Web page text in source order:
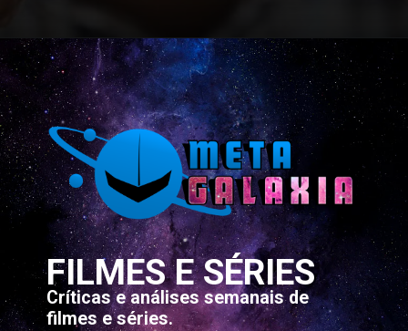
FILMES E SÉRIES
Críticas e análises semanais de
filmes e séries.